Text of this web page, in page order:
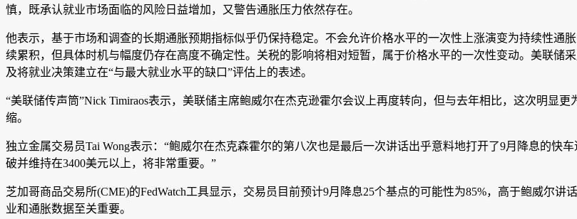
慎，既承认就业市场面临的风险日益增加，又警告通胀压力依然存在。
他表示，基于市场和调查的长期通胀预期指标似乎仍保持稳定。不会允许价格水平的一次性上涨演变为持续性通
续累积，但具体时机与幅度仍存在高度不确定性。关税的影响将相对短暂，属于价格水平的一次性变动。美联储
及将就业决策建立在“与最大就业水平的缺口”评估上的表述。
“美联储传声筒”Nick Timiraos表示，美联储主席鲍威尔在杰克逊霍尔会议上再度转向，但与去年相比，这次明显
缩。
独立金属交易员Tai Wong表示：“鲍威尔在杰克森霍尔的第八次也是最后一次讲话出乎意料地打开了9月降息的快
破并维持在3400美元以上，将非常重要。”
芝加哥商品交易所(CME)的FedWatch工具显示，交易员目前预计9月降息25个基点的可能性为85%，高于鲍威尔
业和通胀数据至关重要。